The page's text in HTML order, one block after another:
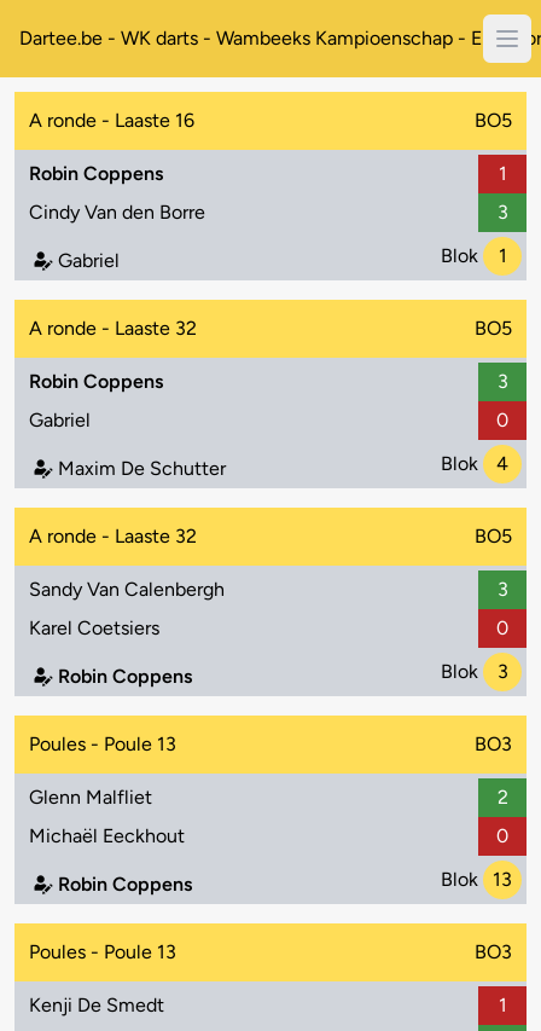
Dartee.be - WK darts - Wambeeks Kampioenschap -
A ronde - Laaste 16 BO5
Robin Coppens
1
Cindy Van den Borre
3
Gabriel Blok 1
A ronde - Laaste 32 BO5
Robin Coppens
3
Gabriel
0
Maxim De Schutter Blok 4
A ronde - Laaste 32 BO5
Sandy Van Calenbergh
3
Karel Coetsiers
0
Robin Coppens Blok 3
Poules - Poule 13 BO3
Glenn Malfliet
2
Michaël Eeckhout
0
Robin Coppens Blok 13
Poules - Poule 13 BO3
Kenji De Smedt
1